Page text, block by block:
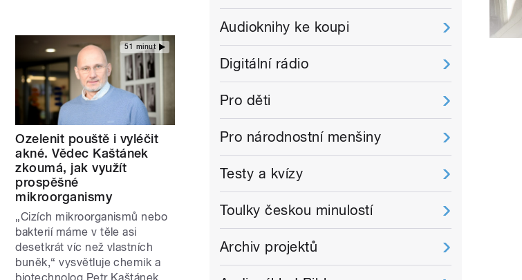
51 minut
Ozelenit pouště i vyléčit
akné. Vědec Kaštánek
zkoumá, jak využít
prospěšné
mikroorganismy
„Cizích mikroorganismů nebo
bakterií máme v těle asi
desetkrát víc než vlastních
buněk,“ vysvětluje chemik a
biotechnolog Petr Kaštánek.
Audioknihy ke koupi
Digitální rádio
Pro děti
Pro národnostní menšiny
Testy a kvízy
Toulky českou minulostí
Archiv projektů